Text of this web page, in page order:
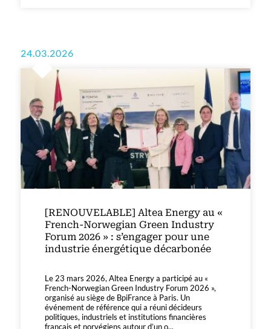
24.03.2026
[RENOUVELABLE] Altea Energy au «
French-Norwegian Green Industry
Forum 2026 » : s’engager pour une
industrie énergétique décarbonée
Le 23 mars 2026, Altea Energy a participé au «
French-Norwegian Green Industry Forum 2026 »,
organisé au siège de BpiFrance à Paris. Un
événement de référence qui a réuni décideurs
politiques, industriels et institutions financières
français et norvégiens autour d’un o...